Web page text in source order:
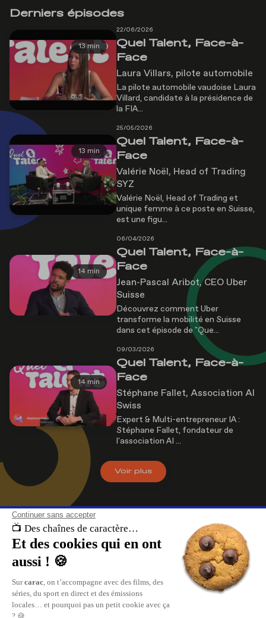
Derniers épisodes
13 min
22/06/2026
Quel Talent, Face-à-
Face
Laura Villars, pilote automobile
La pilote automobile vaudoise Laura
Villard, candidate à la présidence de
la FIA...
13 min
25/05/2026
Quel Talent, Face-à-
Face
Valérie Noël, Head of Trading
SYZ
Valérie Noël, Head of Trading et
unique femme à ce poste en Suisse,
est une figu...
14 min
06/04/2026
Quel Talent, Face-à-
Face
Jean-Pascal Aribot, CEO Uber
Suisse
Découvrez comment Uber
transforme la mobilité en Suisse
dans cet épisode de "Que...
14 min
09/03/2026
Quel Talent, Face-à-
Face
Stéphane Fallet, Association AI
Swiss
Expert & Multi-entrepreneur IA :
Stéphane Fallet, fondateur de
l'association AI ...
Voirplus
À propos de nous
carac , les chaînes de caractère. Retrouvez le meilleur du divertissement,
Replay de vos émissions favorites, reportages, cinéma, tout ce qui se
en Suisse Romande est sur carac.tv.
carac, les plus grandes chaînes privées TV de Suisse Romande.